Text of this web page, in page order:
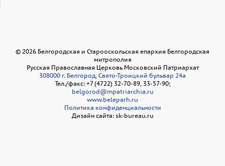
© 2026 Белгородская и Старооскольская епархия Белгородская
митрополия
Русская Православная Церковь Московский Патриархат
308000 г. Белгород, Свято-Троицкий бульвар 24а
Тел./факс: +7 (4722) 32-70-89, 33-57-90;
belgorod@mpatriarchia.ru
www.beleparh.ru
Политика конфиденциальности
Дизайн сайта: sk-bureau.ru